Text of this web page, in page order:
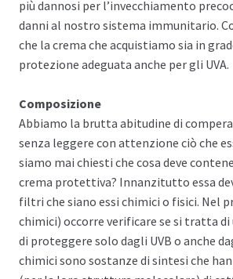
più dannosi per l’invecchiamento
danni al nostro sistema immunitario.
che la crema che acquistiamo sia in
protezione adeguata anche per gli UVA.
Composizione
Abbiamo la brutta abitudine di
senza leggere con attenzione ciò che
siamo mai chiesti che cosa deve
crema protettiva? Innanzitutto essa
filtri che siano essi chimici o fisici. Nel
chimici) occorre verificare se si tratta
di proteggere solo dagli UVB o anche
chimici sono sostanze di sintesi che